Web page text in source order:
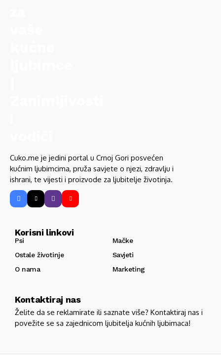
Cuko.me je jedini portal u Crnoj Gori posvećen
kućnim ljubimcima, pruža savjete o njezi, zdravlju i
ishrani, te vijesti i proizvode za ljubitelje životinja.
Korisni linkovi
Psi
Mačke
Ostale životinje
Savjeti
O nama
Marketing
Kontaktiraj nas
Želite da se reklamirate ili saznate više? Kontaktiraj nas i
povežite se sa zajednicom ljubitelja kućnih ljubimaca!